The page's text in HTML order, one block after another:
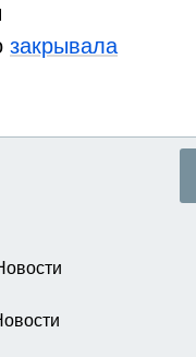
закрывала